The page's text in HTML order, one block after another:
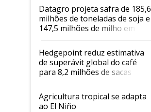
Datagro projeta safra de 185,6
milhões de toneladas de soja e
147,5 milhões de milho em
2026/27
Hedgepoint reduz estimativa
de superávit global do café
para 8,2 milhões de sacas
Agricultura tropical se adapta
ao El Niño